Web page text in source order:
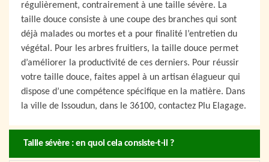
régulièrement, contrairement à une taille sévère. La
taille douce consiste à une coupe des branches qui sont
déjà malades ou mortes et a pour finalité l’entretien du
végétal. Pour les arbres fruitiers, la taille douce permet
d’améliorer la productivité de ces derniers. Pour réussir
votre taille douce, faites appel à un artisan élagueur qui
dispose d’une compétence spécifique en la matière. Dans
la ville de Issoudun, dans le 36100, contactez Plu Elagage.
Taille sévère : en quoi cela consiste-t-il ?